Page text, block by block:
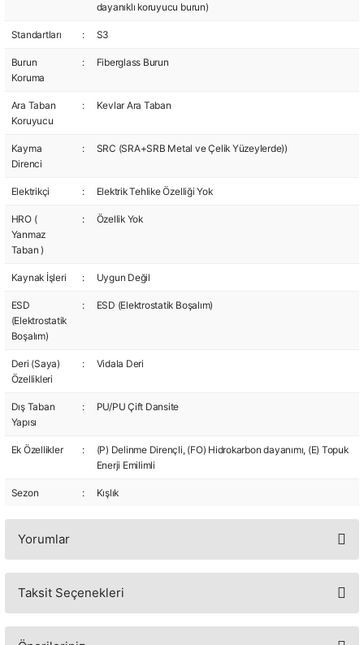
dayanıklı koruyucu burun)
Standartları : S3
Burun
Koruma
: Fiberglass Burun
Ara Taban
Koruyucu
: Kevlar Ara Taban
Kayma
Direnci
: SRC (SRA+SRB Metal ve Çelik Yüzeylerde))
Elektrikçi : Elektrik Tehlike Özelliği Yok
HRO (
Yanmaz
Taban )
: Özellik Yok
Kaynak İşleri : Uygun Değil
ESD
(Elektrostatik
Boşalım)
: ESD (Elektrostatik Boşalım)
Deri (Saya)
Özellikleri
: Vidala Deri
Dış Taban
Yapısı
: PU/PU Çift Dansite
Ek Özellikler :
(P) Delinme Dirençli, (FO) Hidrokarbon dayanımı, (E) Topuk
Enerji Emilimli
Sezon : Kışlık
Yorumlar
Taksit Seçenekleri